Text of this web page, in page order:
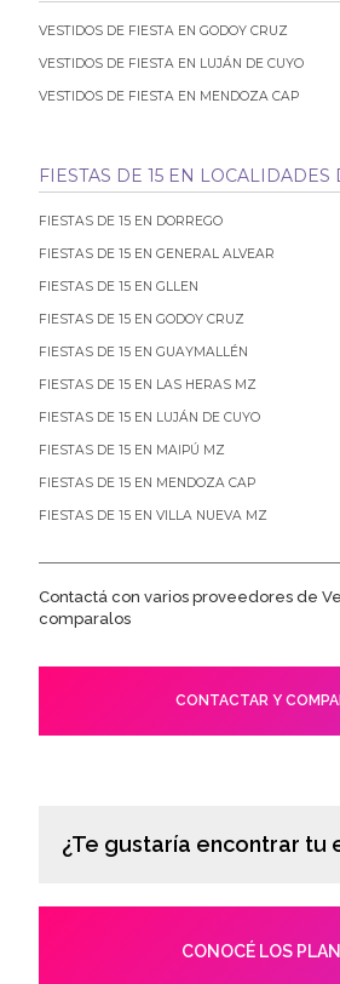
VESTIDOS DE FIESTA EN GODOY CRUZ
VESTIDOS DE FIESTA EN LUJÁN DE CUYO
VESTIDOS DE FIESTA EN MENDOZA CAP
FIESTAS DE 15 EN
FIESTAS DE 15 EN DORREGO
FIESTAS DE 15 EN GENERAL ALVEAR
FIESTAS DE 15 EN GLLEN
FIESTAS DE 15 EN GODOY CRUZ
FIESTAS DE 15 EN GUAYMALLÉN
FIESTAS DE 15 EN LAS HERAS MZ
FIESTAS DE 15 EN LUJÁN DE CUYO
FIESTAS DE 15 EN MAIPÚ MZ
FIESTAS DE 15 EN MENDOZA CAP
FIESTAS DE 15 EN VILLA NUEVA MZ
Contactá con varios proveedores de
comparalos
CONTACTAR Y
¿Te gustaría encontrar tu
CONOCÉ LOS